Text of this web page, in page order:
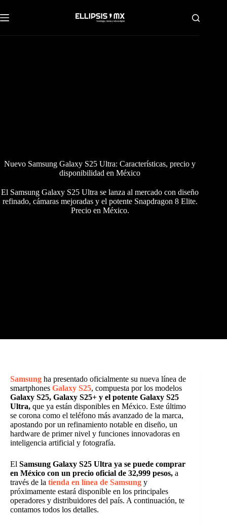
al
contenido
Nuevo Samsung Galaxy S25 Ultra: Características, precio y
disponibilidad en México
El Samsung Galaxy S25 Ultra se lanza al mercado con diseño
refinado, cámaras mejoradas y el potente Snapdragon 8 Elite.
Precio en México.
Samsung ha presentado oficialmente su nueva línea de
smartphones Galaxy S25, compuesta por los modelos
Galaxy S25, Galaxy S25+ y el potente Galaxy S25
Ultra, que ya están disponibles en México. Este último
se corona como el teléfono más avanzado de la marca,
apostando por un refinamiento notable en diseño, un
hardware de primer nivel y funciones innovadoras en
inteligencia artificial y fotografía.
El Samsung Galaxy S25 Ultra ya se puede comprar
en México con un precio oficial de 32,999 pesos, a
través de la tienda en línea de Samsung y
próximamente estará disponible en los principales
operadores y distribuidores del país. A continuación, te
contamos todos los detalles.